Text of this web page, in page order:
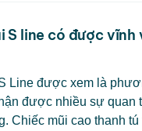
S line có được vĩnh
Line được xem là
được nhiều sự quan
Chiếc mũi cao thanh tú